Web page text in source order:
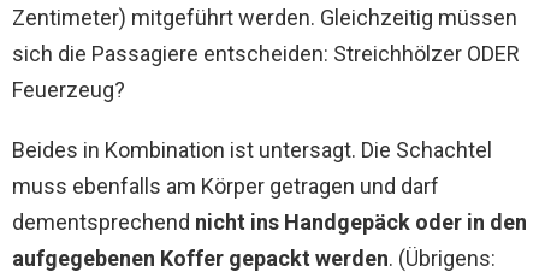
Zentimeter) mitgeführt werden. Gleichzeitig müssen
sich die Passagiere entscheiden: Streichhölzer ODER
Feuerzeug?
Beides in Kombination ist untersagt. Die Schachtel
muss ebenfalls am Körper getragen und darf
dementsprechend nicht ins Handgepäck oder in den
aufgegebenen Koffer gepackt werden. (Übrigens: